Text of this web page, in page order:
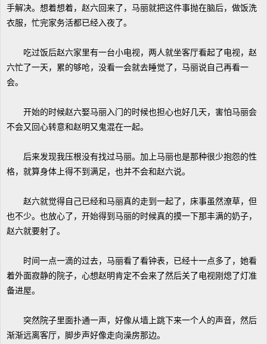
手解决。想着想着，赵六回来了，马丽就把这件事抛在脑后，做饭洗
衣服，忙完家务活都已经入夜了。
吃过饭后赵六家里有一台小电视，两人就坐客厅看起了电视，赵
六忙了一天，累的够呛，没看一会就去睡觉了，马丽说自己再看一
会。
开始的时候赵六娶马丽入门的时候也担心也好几天，害怕马丽会
不会又回心转意和赵明又鬼混在一起。
后来发现我压根没有找过马丽。加上马丽也是那种很少抱怨的性
格，就算身体上得不到满足，也并不会和赵六说。
赵六就觉得自己已经和马丽真的走到一起了，床事虽然潦草，但
也不少。也放心了，开始得到马丽的时候真的摸一下那丰满的奶子，
赵六就要射了。
时间一点一滴的过去，马丽看了看钟表，已经十一点多了，她看
着外面寂静的院子，心想赵明肯定不会来了然后关了电视刚熄了灯准
备进屋。
突然院子里面扑通一声，好像从墙上跳下来一个人的声音，然后
渐渐远离客厅，脚步声好像走向澡房那边。